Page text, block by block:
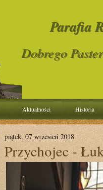
Parafia
Dobrego
Aktualności Historia
piątek, 07 wrzesień 2018
Przychojec -